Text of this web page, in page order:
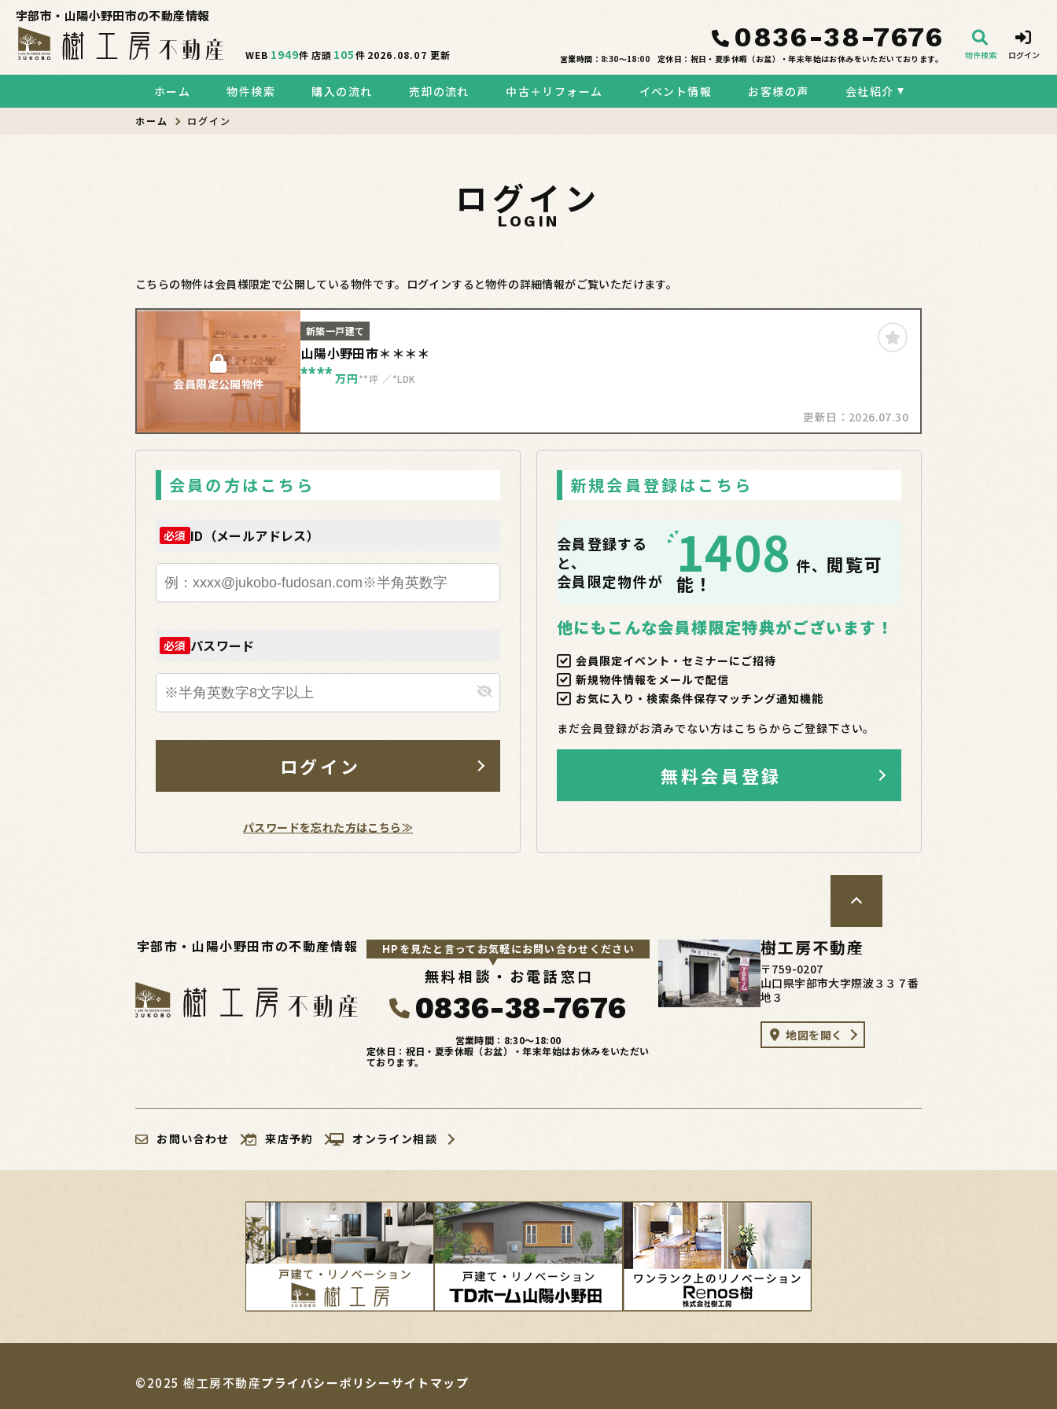
宇部市・山陽小野田市の不動産情報
WEB 1949件 店頭 105件 2026.08.07更新
0836-38-7676
営業時間：8:30〜18:00 定休日：祝日・夏季休暇（お盆）・年末年始はお休みをいただいております。 物件検索 ログイン
ホーム 物件検索 購入の流れ 売却の流れ 中古＋リフォーム イベント情報 お客様の声 会社紹介
ホーム ログイン
ログイン
LOGIN
こちらの物件は会員様限定で公開している物件です。ログインすると物件の詳細情報がご覧いただけます。
会員限定公開物件
新築一戸建て
山陽小野田市＊＊＊＊
**** 万円**坪 *LDK
更新日： 2026.07.30
会員の方はこちら
必須 ID（メールアドレス）
必須 パスワード
ログイン
パスワードを忘れた方はこちら≫
新規会員登録はこちら
会員登録する
と、
会員限定物件が
1408 件、 閲覧可
能！
他にもこんな会員様限定特典がございます！
会員限定イベント・セミナーにご招待
新規物件情報をメールで配信
お気に入り・検索条件保存マッチング通知機能
まだ会員登録がお済みでない方はこちらからご登録下さい。
無料会員登録
宇部市・山陽小野田市の不動産情報 HPを見たと言ってお気軽にお問い合わせください
無料相談・お電話窓口
0836-38-7676
営業時間：8:30〜18:00
定休日：祝日・夏季休暇（お盆）・年末年始はお休みをいただい
ております。
樹工房不動産
〒759-0207
山口県宇部市大字際波３３７番
地３
地図を開く
お問い合わせ 来店予約 オンライン相談
プライバシーポリシーサイトマップ
©2025 樹工房不動産